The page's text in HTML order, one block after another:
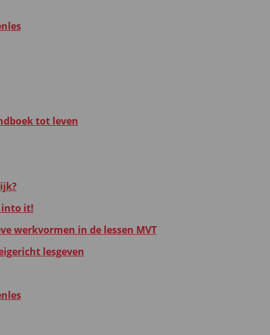
tot leven
into it!
werkvormen in de lessen MVT
lesgeven